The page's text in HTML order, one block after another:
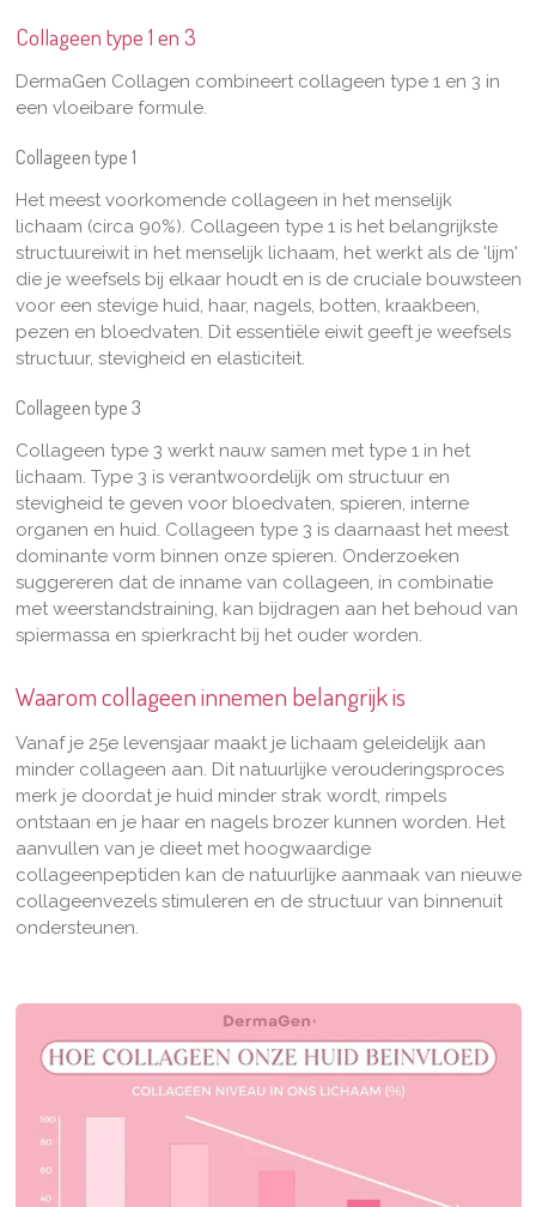
Collageen type 1 en 3
DermaGen Collagen combineert collageen type 1 en 3 in
een vloeibare formule.
Collageen type 1
Het meest voorkomende collageen in het menselijk
lichaam (circa 90%). Collageen type 1 is het belangrijkste
structuureiwit in het menselijk lichaam, het werkt als de 'lijm'
die je weefsels bij elkaar houdt en is de cruciale bouwsteen
voor een stevige huid, haar, nagels, botten, kraakbeen,
pezen en bloedvaten. Dit essentiële eiwit geeft je weefsels
structuur, stevigheid en elasticiteit.
Collageen type 3
Collageen type 3 werkt nauw samen met type 1 in het
lichaam. Type 3 is verantwoordelijk om structuur en
stevigheid te geven voor bloedvaten, spieren, interne
organen en huid. Collageen type 3 is daarnaast het meest
dominante vorm binnen onze spieren. Onderzoeken
suggereren dat de inname van collageen, in combinatie
met weerstandstraining, kan bijdragen aan het behoud van
spiermassa en spierkracht bij het ouder worden.
Waarom collageen innemen belangrijk is
Vanaf je 25e levensjaar maakt je lichaam geleidelijk aan
minder collageen aan. Dit natuurlijke verouderingsproces
merk je doordat je huid minder strak wordt, rimpels
ontstaan en je haar en nagels brozer kunnen worden. Het
aanvullen van je dieet met hoogwaardige
collageenpeptiden kan de natuurlijke aanmaak van nieuwe
collageenvezels stimuleren en de structuur van binnenuit
ondersteunen.